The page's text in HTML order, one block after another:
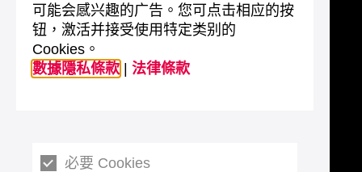
可能会感兴趣的广告。您可点击相应的按
钮，激活并接受使用特定类别的
Cookies。
數據隱私條款
法律條款
必要 Cookies